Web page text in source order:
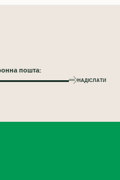
НАДІСЛАТИ